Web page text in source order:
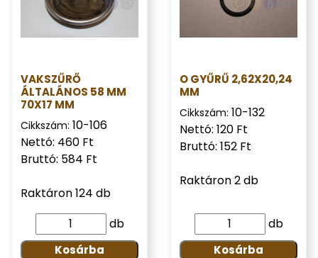
VAKSZŰRŐ
ÁLTALÁNOS 58 MM
70X17 MM
Cikkszám: 10-106
Nettó: 460 Ft
Bruttó: 584 Ft
Raktáron 124 db
db
Kosárba
O GYŰRŰ 2,62X20,24
MM
Cikkszám: 10-132
Nettó: 120 Ft
Bruttó: 152 Ft
Raktáron 2 db
db
Kosárba